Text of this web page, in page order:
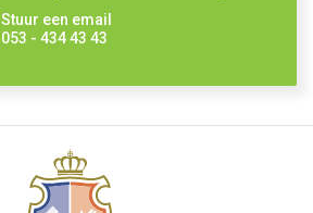
Stuur een email
053 - 434 43 43